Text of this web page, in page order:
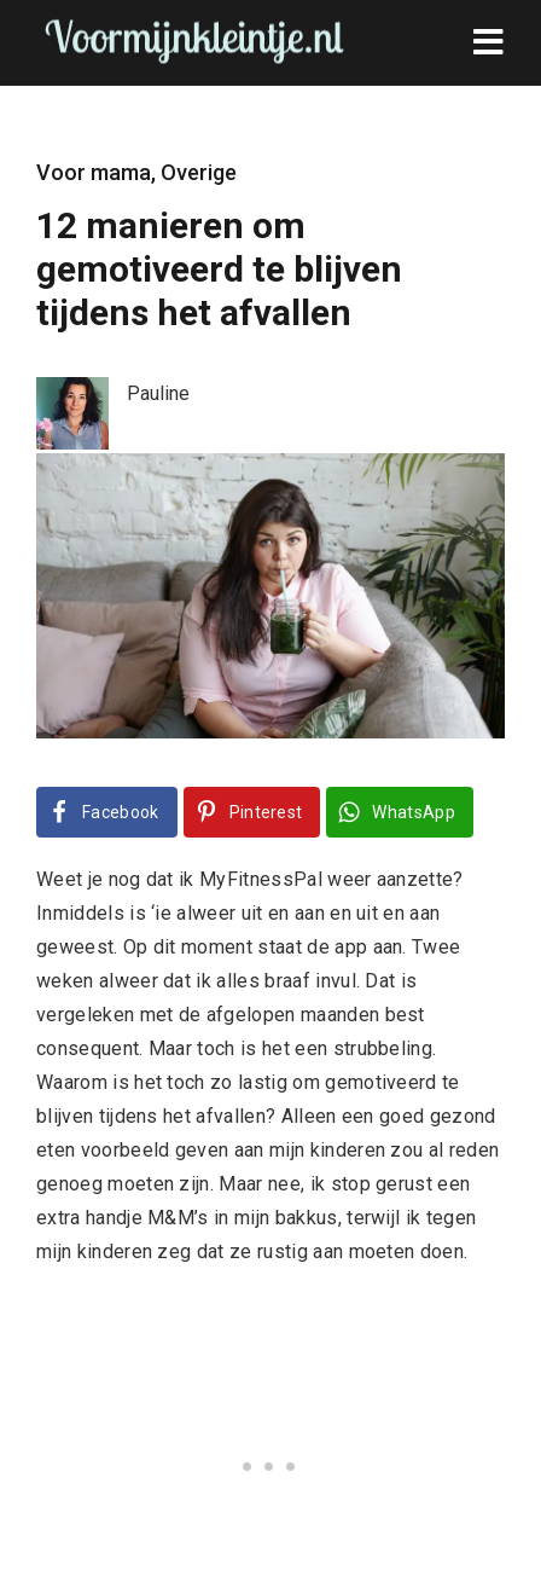
Voor mama, Overige
12 manieren om
gemotiveerd te blijven
tijdens het afvallen
Pauline
Facebook Pinterest WhatsApp
Weet je nog dat ik MyFitnessPal weer aanzette?
Inmiddels is ‘ie alweer uit en aan en uit en aan
geweest. Op dit moment staat de app aan. Twee
weken alweer dat ik alles braaf invul. Dat is
vergeleken met de afgelopen maanden best
consequent. Maar toch is het een strubbeling.
Waarom is het toch zo lastig om gemotiveerd te
blijven tijdens het afvallen? Alleen een goed gezond
eten voorbeeld geven aan mijn kinderen zou al reden
genoeg moeten zijn. Maar nee, ik stop gerust een
extra handje M&M’s in mijn bakkus, terwijl ik tegen
mijn kinderen zeg dat ze rustig aan moeten doen.